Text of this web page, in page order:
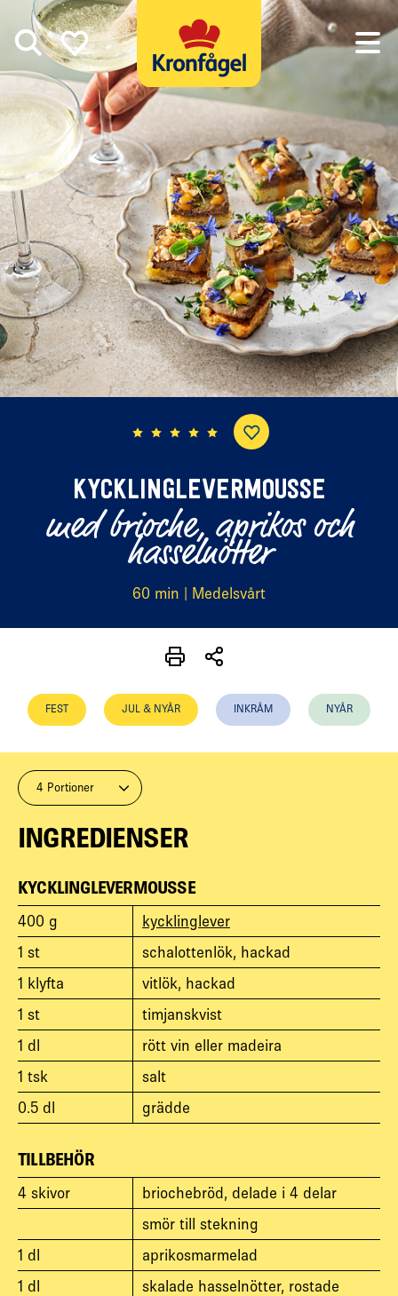
KYCKLINGLEVERMOUSSE
med brioche, aprikos och
hasselnötter
60 min | Medelsvårt
FEST JUL & NYÅR INKRÅM NYÅR
4 Portioner
INGREDIENSER
KYCKLINGLEVERMOUSSE
400 g
kycklinglever
1 st
schalottenlök, hackad
1 klyfta
vitlök, hackad
1 st
timjanskvist
1 dl
rött vin eller madeira
1 tsk
salt
0.5 dl grädde
TILLBEHÖR
4 skivor
briochebröd, delade i 4 delar
smör till stekning
1 dl
aprikosmarmelad
1 dl skalade hasselnötter, rostade